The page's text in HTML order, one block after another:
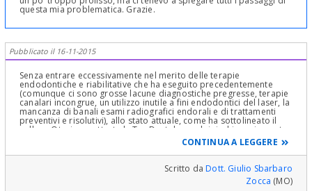
questa mia problematica. Grazie.
Pubblicato il 16-11-2015
Senza entrare eccessivamente nel merito delle terapie
endodontiche e riabilitative che ha eseguito precedentemente
(comunque ci sono grosse lacune diagnostiche pregresse, terapie
canalari incongrue, un utilizzo inutile a fini endodontici del laser, la
mancanza di banali esami radiografici endorali e di trattamenti
preventivi e risolutivi), allo stato attuale, come ha sottolineato il
collega Otorino e attesta la Tac Dental scan, lei rischia seriamente
di perdere i due premolari: è presente una lesione di tipo cistico
infiammatorio (presumibilmente) decisamente estesa e
destruente, che deve essere chirurgicamente asportata (se lei è un
paziente collaborante si può eseguire senza problemi in anestesia
locale, nelle mani di un buon chirurgo orale e ambulatorialmente).
Le consiglio una valutazione combinata presso uno studio dove
CONTINUA A LEGGERE
Scritto daDott. Giulio Sbarbaro
Zocca (MO)